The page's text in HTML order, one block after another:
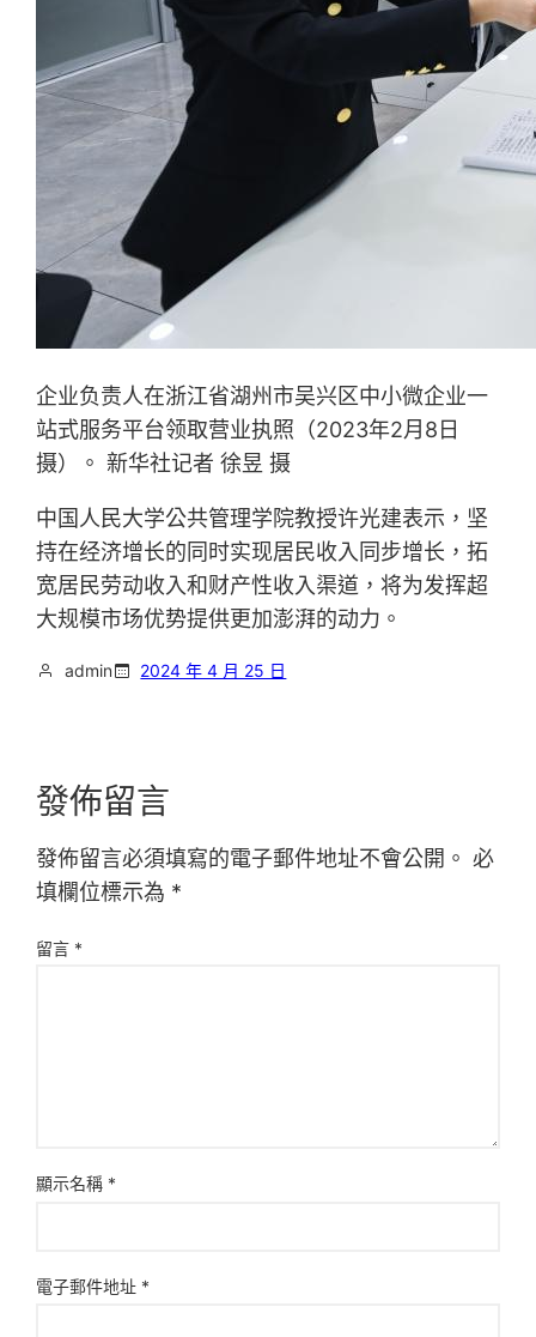
企业负责人在浙江省湖州市吴兴区中小微企业一
站式服务平台领取营业执照（2023年2月8日
摄）。 新华社记者 徐昱 摄
中国人民大学公共管理学院教授许光建表示，坚
持在经济增长的同时实现居民收入同步增长，拓
宽居民劳动收入和财产性收入渠道，将为发挥超
大规模市场优势提供更加澎湃的动力。
admin 2024 年 4 月 25 日
發佈留言
發佈留言必須填寫的電子郵件地址不會公開。 必
填欄位標示為 *
留言 *
顯示名稱 *
電子郵件地址 *